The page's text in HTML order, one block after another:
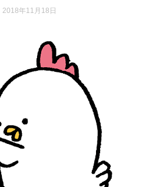
2018年11月18日